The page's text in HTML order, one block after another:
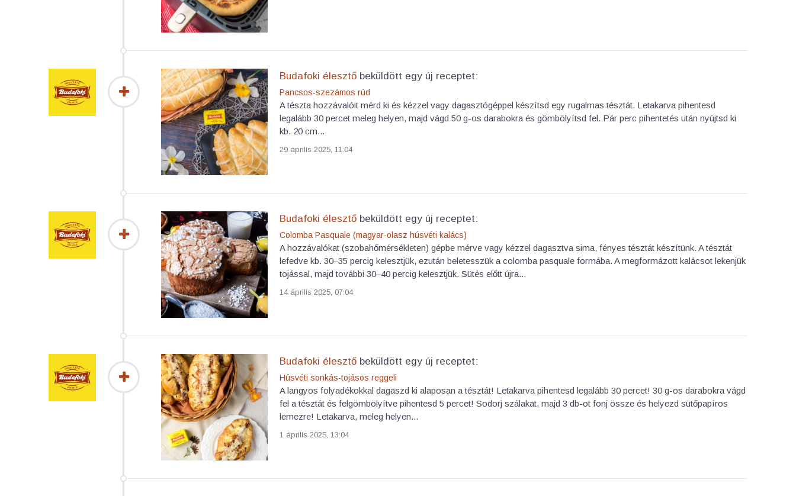
Budafoki élesztő beküldött egy új receptet:
Pancsos-szezámos rúd
A tészta hozzávalóit mérd ki és kézzel vagy dagasztógéppel készítsd egy rugalmas tésztát. Letakarva pihentesd
legalább 30 percet meleg helyen, majd vágd 50 g-os darabokra és gömbölyítsd fel. Pár perc pihentetés után nyújtsd ki
kb. 20 cm...
29 április 2025, 11:04
Budafoki élesztő beküldött egy új receptet:
Colomba Pasquale (magyar-olasz húsvéti kalács)
A hozzávalókat (szobahőmérsékleten) gépbe mérve vagy kézzel dagasztva sima, fényes tésztát készítünk. A tésztát
lefedve kb. 30–35 percig kelesztjük, ezután beletesszük a colomba pasquale formába. A megformázott kalácsot lekenjük
tojással, majd további 30–40 percig kelesztjük. Sütés előtt újra...
14 április 2025, 07:04
Budafoki élesztő beküldött egy új receptet:
Húsvéti sonkás-tojásos reggeli
A langyos folyadékokkal dagaszd ki alaposan a tésztát! Letakarva pihentesd legalább 30 percet! 30 g-os darabokra vágd
fel a tésztát és felgömbölyítve pihentesd 5 percet! Sodorj szálakat, majd 3 db-ot fonj össze és helyezd sütőpapíros
lemezre! Letakarva, meleg helyen...
1 április 2025, 13:04